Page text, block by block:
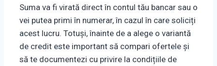
Suma va fi virată direct în contul tău bancar sau o
vei putea primi în numerar, în cazul în care soliciți
acest lucru. Totuși, înainte de a alege o variantă
de credit este important să compari ofertele și
să te documentezi cu privire la condițiile de